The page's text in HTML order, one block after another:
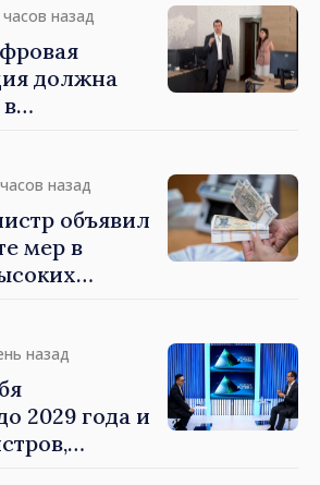
назад
должна
Тофан
назад
объявил
мер в
назад
2029 года и